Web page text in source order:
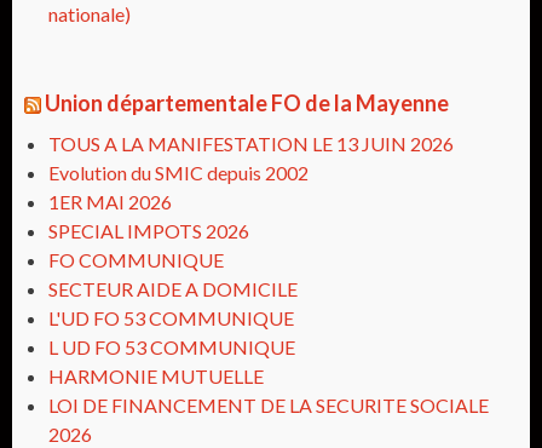
nationale)
Union départementale FO de la Mayenne
TOUS A LA MANIFESTATION LE 13 JUIN 2026
Evolution du SMIC depuis 2002
1ER MAI 2026
SPECIAL IMPOTS 2026
FO COMMUNIQUE
SECTEUR AIDE A DOMICILE
L'UD FO 53 COMMUNIQUE
L UD FO 53 COMMUNIQUE
HARMONIE MUTUELLE
LOI DE FINANCEMENT DE LA SECURITE SOCIALE
2026